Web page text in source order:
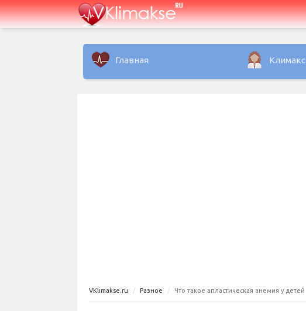
Главная Климакс
VKlimakse.ru Разное Что такое апластическая анемия у детей